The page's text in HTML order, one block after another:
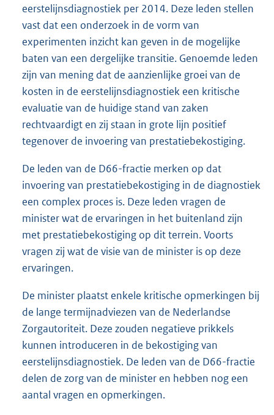
eerstelijnsdiagnostiek per 2014. Deze leden stellen
vast dat een onderzoek in de vorm van
experimenten inzicht kan geven in de mogelijke
baten van een dergelijke transitie. Genoemde leden
zijn van mening dat de aanzienlijke groei van de
kosten in de eerstelijnsdiagnostiek een kritische
evaluatie van de huidige stand van zaken
rechtvaardigt en zij staan in grote lijn positief
tegenover de invoering van prestatiebekostiging.
De leden van de D66-fractie merken op dat
invoering van prestatiebekostiging in de diagnostiek
een complex proces is. Deze leden vragen de
minister wat de ervaringen in het buitenland zijn
met prestatiebekostiging op dit terrein. Voorts
vragen zij wat de visie van de minister is op deze
ervaringen.
De minister plaatst enkele kritische opmerkingen bij
de lange termijnadviezen van de Nederlandse
Zorgautoriteit. Deze zouden negatieve prikkels
kunnen introduceren in de bekostiging van
eerstelijnsdiagnostiek. De leden van de D66-fractie
delen de zorg van de minister en hebben nog een
aantal vragen en opmerkingen.